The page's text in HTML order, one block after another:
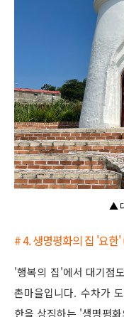
▲
# 4. 생명평화의 집 '요한
'행복의 집'에서 대기점
촌마을입니다. 수차가
한을 상징하는 '생명평